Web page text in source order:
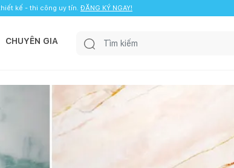
kế - thi công uy tín. ĐĂNG KÝ NGAY!
CHUYÊN GIA